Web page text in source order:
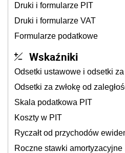
Druki i formularze PIT
Druki i formularze VAT
Formularze podatkowe
Wskaźniki
Odsetki ustawowe i odsetki
Odsetki za zwłokę od
Skala podatkowa PIT
Koszty w PIT
Ryczałt od przychodów
Roczne stawki amortyzacyjne